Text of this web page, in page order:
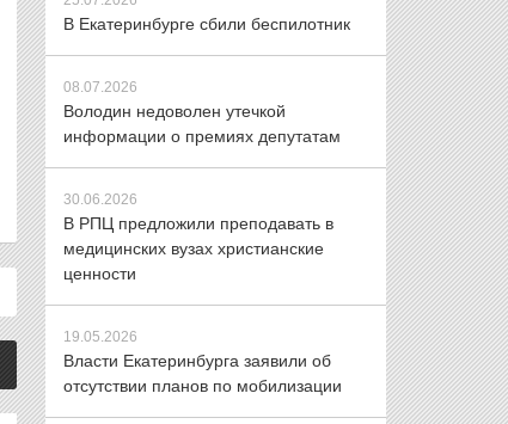
В Екатеринбурге сбили беспилотник
08.07.2026
Володин недоволен утечкой
информации о премиях депутатам
30.06.2026
В РПЦ предложили преподавать в
медицинских вузах христианские
ценности
19.05.2026
Власти Екатеринбурга заявили об
отсутствии планов по мобилизации